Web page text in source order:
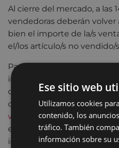
Al cierre del mercado, a las
vendedoras deberán volver
bien el importe de la/s
el/los artículo/s no vendido/
Para participar en un
imprescindible hacer la
de edad. Se concertará cita
o rellenando el formulario
www.merkabi.eus/eibar. El
estará abierto desde el 19
inclusive. En el caso de la
Ese sitio web
Utilizamos cookies
contenido, los
tráfico. También
información sobre su